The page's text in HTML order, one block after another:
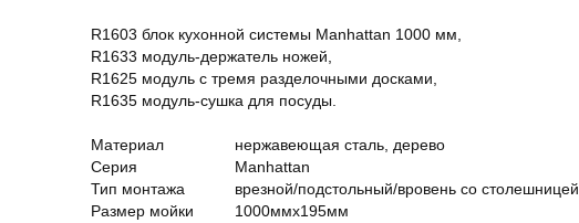
R1603 блок кухонной системы Manhattan 1000 мм,
R1633 модуль-держатель ножей,
R1625 модуль с тремя разделочными досками,
R1635 модуль-сушка для посуды.
Материал
нержавеющая сталь, дерево
Серия
Manhattan
Тип монтажа
врезной/подстольный/вровень со столешницей
Размер мойки
1000ммх195мм